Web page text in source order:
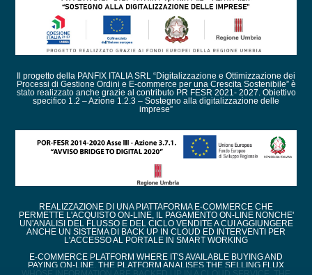
Il progetto della PANFIX ITALIA SRL “Digitalizzazione e Ottimizzazione dei
Processi di Gestione Ordini e E-commerce per una Crescita Sostenibile” è
stato realizzato anche grazie al contributo PR FESR 2021- 2027. Obiettivo
specifico 1.2 – Azione 1.2.3 – Sostegno alla digitalizzazione delle
imprese”
REALIZZAZIONE DI UNA PIATTAFORMA E-COMMERCE CHE
PERMETTE L'ACQUISTO ON-LINE, IL PAGAMENTO ON-LINE NONCHE'
UN'ANALISI DEL FLUSSO E DEL CICLO VENDITE A CUI AGGIUNGERE
ANCHE UN SISTEMA DI BACK UP IN CLOUD ED INTERVENTI PER
L'ACCESSO AL PORTALE IN SMART WORKING
E-COMMERCE PLATFORM WHERE IT'S AVAILABLE BUYING AND
PAYING ON-LINE. THE PLATFORM ANALISES THE SELLING FLUX